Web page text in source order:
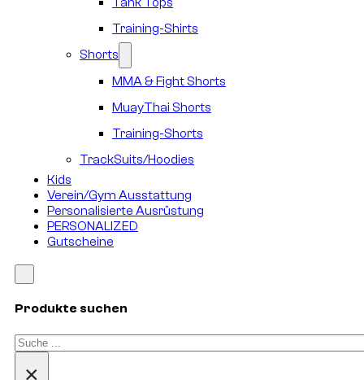
Training-Shirts
Shorts
MMA & Fight Shorts
MuayThai Shorts
Training-Shorts
TrackSuits/Hoodies
Kids
Verein/Gym Ausstattung
Personalisierte Ausrüstung
PERSONALIZED
Gutscheine
Produkte suchen
Suchen
×